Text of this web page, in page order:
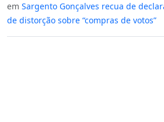
em Sargento Gonçalves recua de
de distorção sobre “compras de votos”